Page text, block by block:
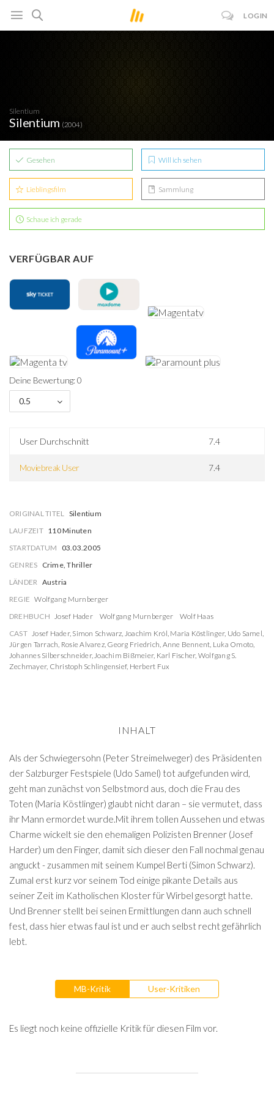
LOGIN
Silentium
Silentium (2004)
Gesehen Will ich sehen
Lieblingsfilm Sammlung
Schaue ich gerade
VERFÜGBAR AUF
Deine Bewertung: 0
0.5
User Durchschnitt 7.4
Moviebreak User 7.4
ORIGINAL TITEL
Silentium
LAUFZEIT 110 Minuten
STARTDATUM
03.03.2005
GENRES Crime, Thriller
LÄNDER Austria
REGIE Wolfgang Murnberger
DREHBUCH
Josef Hader Wolfgang Murnberger
Wolf Haas
CAST
Josef Hader, Simon Schwarz Joachim Król Maria Köstlinger, Udo Samel
Jürgen Tarrach Rosie Alvarez, Georg Friedrich Anne Bennent Luka Omoto
Johannes Silberschneider, Joachim Bißmeier, Karl Fischer, Wolfgang S.
Zechmayer, Christoph Schlingensief, Herbert Fux
INHALT
Als der Schwiegersohn (Peter Streimelweger) des Präsidenten
der Salzburger Festspiele (Udo Samel) tot aufgefunden wird,
geht man zunächst von Selbstmord aus, doch die Frau des
Toten (Maria Köstlinger) glaubt nicht daran – sie vermutet, dass
ihr Mann ermordet wurde.Mit ihrem tollen Aussehen und etwas
Charme wickelt sie den ehemaligen Polizisten Brenner (Josef
Harder) um den Finger, damit sich dieser den Fall nochmal genau
anguckt - zusammen mit seinem Kumpel Berti (Simon Schwarz).
Zumal erst kurz vor seinem Tod einige pikante Details aus
seiner Zeit im Katholischen Kloster für Wirbel gesorgt hatte.
Und Brenner stellt bei seinen Ermittlungen dann auch schnell
fest, dass hier etwas faul ist und er auch selbst recht gefährlich
lebt.
MB-Kritik User-Kritiken
Es liegt noch keine offizielle Kritik für diesen Film vor.